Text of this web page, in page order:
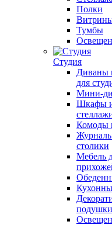
Полки
Тумбы
Студия
Диваны
для
Мини-
Шкафы
Комоды
столики
Мебель
подушки